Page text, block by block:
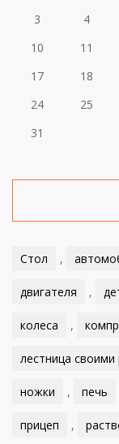
3
4
10
11
17
18
24
25
31
Стол ,
двигателя ,
колеса ,
лестница своими
ножки , печь
прицеп ,